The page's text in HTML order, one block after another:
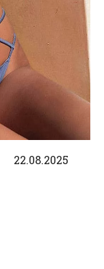
22.08.2025